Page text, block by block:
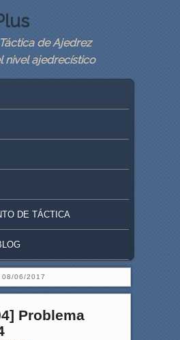
de Ajedrez
nivel ajedrecístico
CONTENT
CONTENT
DE TÁCTICA
08/06/2017
Problema